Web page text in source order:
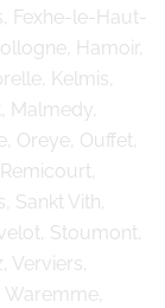
Fexhe-le-Haut-
Hamoir,
Kelmis,
Malmedy,
Oreye, Ouffet,
Sankt Vith,
Stoumont,
Verviers,